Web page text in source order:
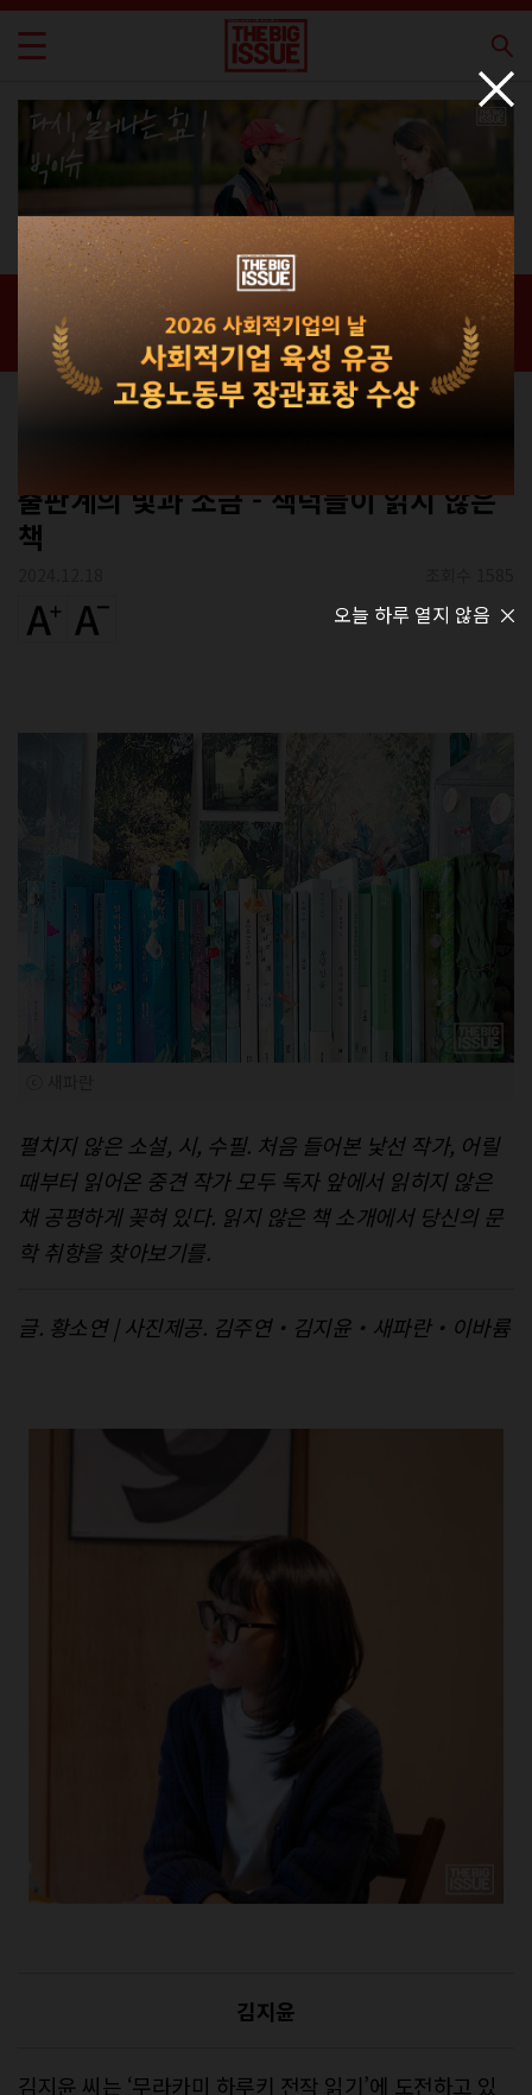
신간 · 과월호
홈 / 매거진 / 신간 · 과월호
출판계의 빛과 소금 - 책덕들이 읽지 않은
책
펼치지 않은 소설, 시, 수필. 처음 들어본 낯선 작가, 어릴
때부터 읽어온 중견 작가 모두 독자 앞에서 읽히지 않은
채 공평하게 꽂혀 있다. 읽지 않은 책 소개에서 당신의 문
학 취향을 찾아보기를.
글. 황소연 | 사진제공. 김주연‧김지윤‧새파란‧이바륨
김지윤
김지윤 씨는 ‘무라카미 하루키 전작 읽기’에 도전하고 있
오늘 하루 열지 않음